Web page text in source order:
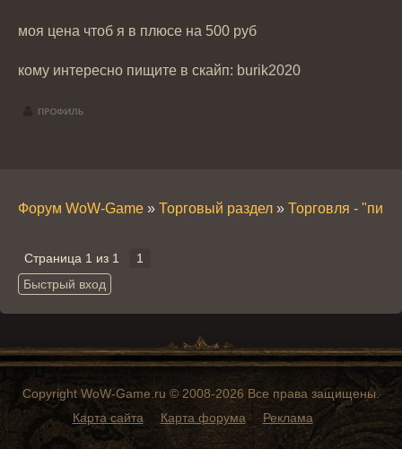
моя цена чтоб я в плюсе на 500 руб
кому интересно пищите в скайп: burik2020
Форум WoW-Game » Торговый раздел » Торговля -
Страница 1 из 1 1
Copyright WoW-Game.ru © 2008-2026 Все права защищены.
Карта сайта
Карта форума Реклама